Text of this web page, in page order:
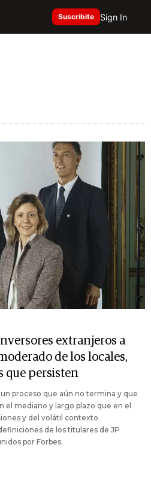
Suscribite Sign In
extranjeros a
de los locales,
que persisten
proceso que aún no termina y que
el mediano y largo plazo que en el
y del volátil contexto
de los titulares de JP
por Forbes.